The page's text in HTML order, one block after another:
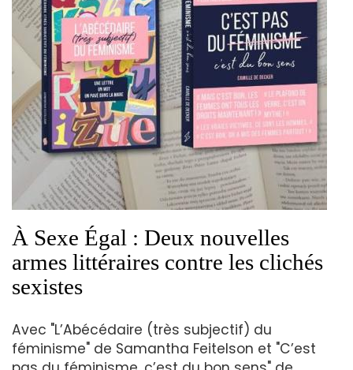
À Sexe Égal : Deux nouvelles
armes littéraires contre les clichés
sexistes
Avec "L’Abécédaire (très subjectif) du
féminisme" de Samantha Feitelson et "C’est